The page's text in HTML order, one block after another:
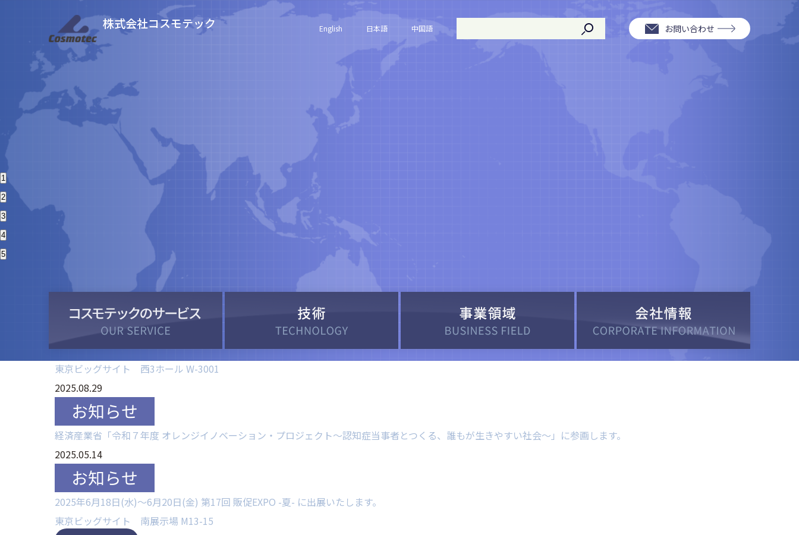
株式会社コスモテック English 日本語 中国語 お問い合わせ
1
2
3
4
5
NEWS
View More
新製品「放射線治療用ガイドマーカーシール」を発売しました。
2025.12.01
2026.02.25～2026.02.27
Care Show Japan 2026に出展いたします。東京ビッグサイト 小間番号：4E-20
2025年10月8日(水)～10月10日(金) 第52回国際福祉機器展&フォーラム に出展いたします。
東京ビッグサイト 西3ホール W-3001
2025.08.29
経済産業省「令和７年度 オレンジイノベーション・プロジェクト～認知症当事者とつくる、誰もが生きやすい社会～」に参画します。
2025.05.14
2025年6月18日(水)～6月20日(金) 第17回 販促EXPO -夏- に出展いたします。
東京ビッグサイト 南展示場 M13-15